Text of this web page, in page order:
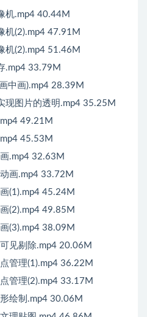
机.mp4 40.44M
机(2).mp4 47.91M
机(2).mp4 51.46M
.mp4 33.79M
中画).mp4 28.39M
现图片的透明.mp4 35.25M
49.21M
45.53M
.mp4 32.63M
画.mp4 33.72M
(1).mp4 45.24M
(2).mp4 49.85M
(3).mp4 38.09M
见剔除.mp4 20.06M
管理(1).mp4 36.22M
管理(2).mp4 33.17M
绘制.mp4 30.06M